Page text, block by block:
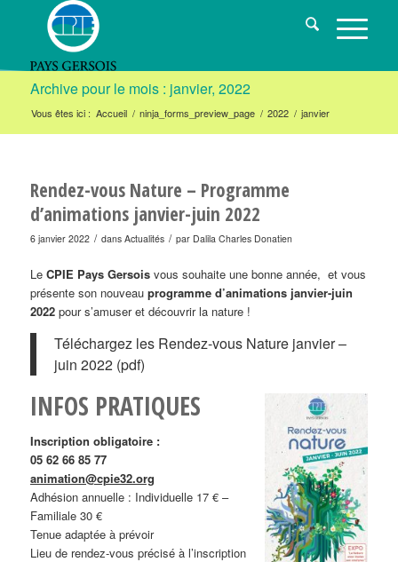
Archive pour le mois : janvier, 2022
Vous êtes ici : Accueil / ninja_forms_preview_page / 2022 / janvier
Rendez-vous Nature – Programme
d’animations janvier-juin 2022
6 janvier 2022 / dans Actualités / par Dalila Charles Donatien
Le CPIE Pays Gersoisvous souhaite une bonne année, et vous
présente son nouveau programme d’animations janvier-juin
2022pour s’amuser et découvrir la nature !
Téléchargez les Rendez-vous Nature janvier –
juin 2022 (pdf)
INFOS PRATIQUES
Inscription obligatoire :
05 62 66 85 77
animation@cpie32.org
Adhésion annuelle : Individuelle 17 € –
Familiale 30 €
Tenue adaptée à prévoir
Lieu de rendez-vous précisé à l’inscription